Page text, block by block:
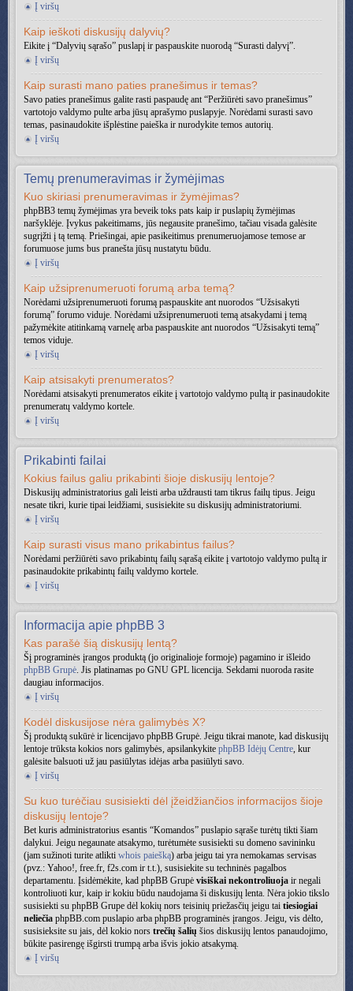
Į viršų
Kaip ieškoti diskusijų dalyvių?
Eikite į “Dalyvių sąrašo” puslapį ir paspauskite nuorodą “Surasti dalyvį”.
Į viršų
Kaip surasti mano paties pranešimus ir temas?
Savo paties pranešimus galite rasti paspaudę ant “Peržiūrėti savo pranešimus”
vartotojo valdymo pulte arba jūsų aprašymo puslapyje. Norėdami surasti savo
temas, pasinaudokite išplėstine paieška ir nurodykite temos autorių.
Į viršų
Temų prenumeravimas ir žymėjimas
Kuo skiriasi prenumeravimas ir žymėjimas?
phpBB3 temų žymėjimas yra beveik toks pats kaip ir puslapių žymėjimas
naršyklėje. Įvykus pakeitimams, jūs negausite pranešimo, tačiau visada galėsite
sugrįžti į tą temą. Priešingai, apie pasikeitimus prenumeruojamose temose ar
forumuose jums bus pranešta jūsų nustatytu būdu.
Į viršų
Kaip užsiprenumeruoti forumą arba temą?
Norėdami užsiprenumeruoti forumą paspauskite ant nuorodos “Užsisakyti
forumą” forumo viduje. Norėdami užsiprenumeruoti temą atsakydami į temą
pažymėkite atitinkamą varnelę arba paspauskite ant nuorodos “Užsisakyti temą”
temos viduje.
Į viršų
Kaip atsisakyti prenumeratos?
Norėdami atsisakyti prenumeratos eikite į vartotojo valdymo pultą ir pasinaudokite
prenumeratų valdymo kortele.
Į viršų
Prikabinti failai
Kokius failus galiu prikabinti šioje diskusijų lentoje?
Diskusijų administratorius gali leisti arba uždrausti tam tikrus failų tipus. Jeigu
nesate tikri, kurie tipai leidžiami, susisiekite su diskusijų administratoriumi.
Į viršų
Kaip surasti visus mano prikabintus failus?
Norėdami peržiūrėti savo prikabintų failų sąrašą eikite į vartotojo valdymo pultą ir
pasinaudokite prikabintų failų valdymo kortele.
Į viršų
Informacija apie phpBB 3
Kas parašė šią diskusijų lentą?
Šį programinės įrangos produktą (jo originalioje formoje) pagamino ir išleido
phpBB Grupė. Jis platinamas po GNU GPL licencija. Sekdami nuoroda rasite
daugiau informacijos.
Į viršų
Kodėl diskusijose nėra galimybės X?
Šį produktą sukūrė ir licencijavo phpBB Grupė. Jeigu tikrai manote, kad diskusijų
lentoje trūksta kokios nors galimybės, apsilankykite phpBB Idėjų Centre, kur
galėsite balsuoti už jau pasiūlytas idėjas arba pasiūlyti savo.
Į viršų
Su kuo turėčiau susisiekti dėl įžeidžiančios informacijos šioje
diskusijų lentoje?
Bet kuris administratorius esantis “Komandos” puslapio sąraše turėtų tikti šiam
dalykui. Jeigu negaunate atsakymo, turėtumėte susisiekti su domeno savininku
(jam sužinoti turite atlikti whois paiešką) arba jeigu tai yra nemokamas servisas
(pvz.: Yahoo!, free.fr, f2s.com ir t.t.), susisiekite su techninės pagalbos
departamentu. Įsidėmėkite, kad phpBB Grupė visiškai nekontroliuoja ir negali
kontroliuoti kur, kaip ir kokiu būdu naudojama ši diskusijų lenta. Nėra jokio tikslo
susisiekti su phpBB Grupe dėl kokių nors teisinių priežasčių jeigu tai tiesiogiai
neliečia phpBB.com puslapio arba phpBB programinės įrangos. Jeigu, vis dėlto,
susisieksite su jais, dėl kokio nors trečių šalių šios diskusijų lentos panaudojimo,
būkite pasirengę išgirsti trumpą arba išvis jokio atsakymą.
Į viršų